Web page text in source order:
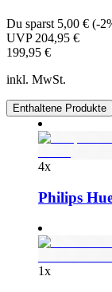
Du sparst 5,00 € (-
UVP 204,95 €
199,95 €
inkl. MwSt.
Enthaltene Produkte
4x
Philips
1x